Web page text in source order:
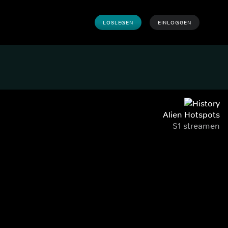
LOSLEGEN EINLOGGEN
Alien Hotspots
S1 streamen